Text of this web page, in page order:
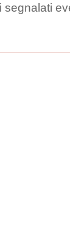
segnalati